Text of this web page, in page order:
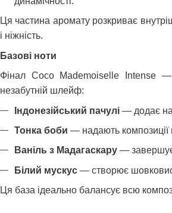
Ця частина аромату розкриває
і ніжність.
Базові ноти
Фінал Coco Mademoiselle Intense —
незабутній шлейф:
Індонезійський пачулі — додає
Тонка боби — надають композиції
Ваніль з Мадагаскару — завершує
Білий мускус — створює
Ця база ідеально балансує всю